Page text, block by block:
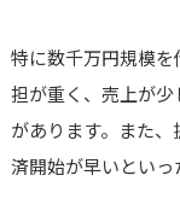
特に数千万円規模
担が重く、売上が
があります。また
済開始が早いといっ